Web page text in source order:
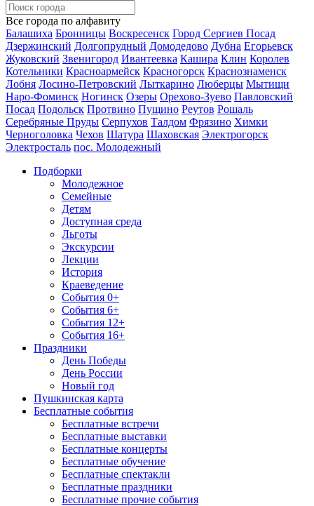
Все города по алфавиту
Балашиха Бронницы Воскресенск Город Сергиев Посад
Дзержинский Долгопрудный Домодедово Дубна Егорьевск
Жуковский Звенигород Ивантеевка Кашира Клин Королев
Котельники Красноармейск Красногорск Краснознаменск
Лобня Лосино-Петровский Лыткарино Люберцы Мытищи
Наро-Фоминск Ногинск Озеры Орехово-Зуево Павловский
Посад Подольск Протвино Пущино Реутов Рошаль
Серебряные Пруды Серпухов Талдом Фрязино Химки
Черноголовка Чехов Шатура Шаховская Электрогорск
Электросталь пос. Молодежный
Подборки
Молодежное
Семейные
Детям
Доступная среда
Льготы
Экскурсии
Лекции
История
Краеведение
События 0+
События 6+
События 12+
События 16+
Праздники
День Победы
День России
Новый год
Пушкинская карта
Бесплатные события
Бесплатные встречи
Бесплатные выставки
Бесплатные концерты
Бесплатные обучение
Бесплатные спектакли
Бесплатные праздники
Бесплатные прочие события